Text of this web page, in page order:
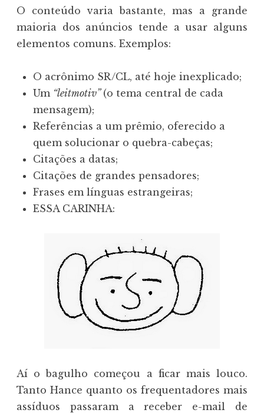
O conteúdo varia bastante, mas a grande
maioria dos anúncios tende a usar alguns
elementos comuns. Exemplos:
O acrônimo SR/CL, até hoje inexplicado;
Um “leitmotiv” (o tema central de cada
mensagem);
Referências a um prêmio, oferecido a
quem solucionar o quebra-cabeças;
Citações a datas;
Citações de grandes pensadores;
Frases em línguas estrangeiras;
ESSA CARINHA:
Aí o bagulho começou a ficar mais louco.
Tanto Hance quanto os frequentadores mais
assíduos passaram a receber e-mail de